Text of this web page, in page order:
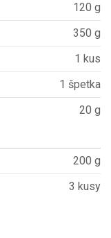
120 g
350 g
1 kus
1 špetka
20 g
200 g
3 kusy